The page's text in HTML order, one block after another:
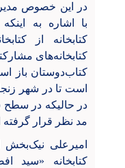
در این خصوص
با اشاره به
کتابخانه از
کتابخانه‌های
کتاب‌دوستان باز
است تا در شهر
در حالیکه در سطح
مد نظر قرار
امیرعلی نیک‌بخش
کتابخانه «سید